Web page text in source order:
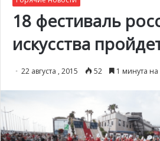
18 фестиваль
искусства
22 августа , 2015 52 1 минута